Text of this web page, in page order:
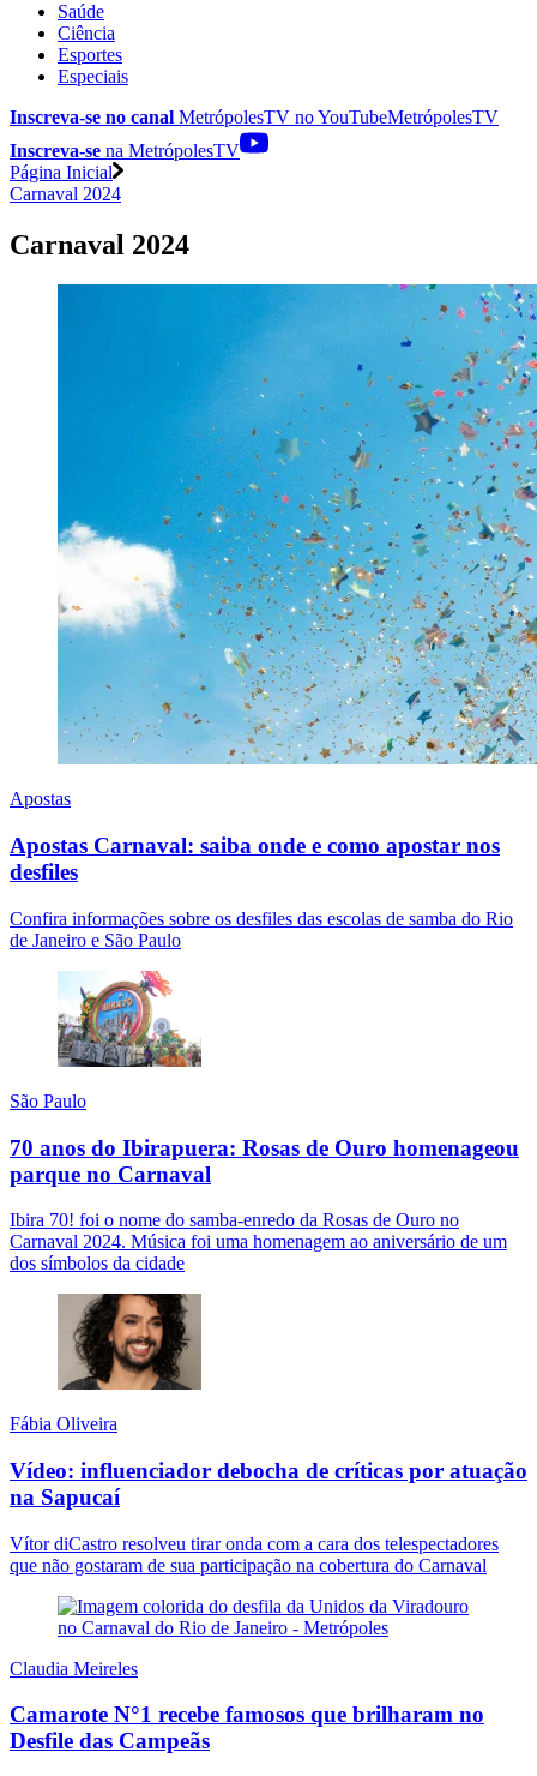
Saúde
Ciência
Esportes
Especiais
Inscreva-se no canal MetrópolesTV noYouTubeMetrópolesTV
Inscreva-se na MetrópolesTV
Página Inicial
Carnaval 2024
Carnaval 2024
Apostas
Apostas Carnaval: saiba onde e como apostar nos
desfiles
Confira informações sobre os desfiles das escolas de samba do Rio
de Janeiro e São Paulo
São Paulo
70 anos do Ibirapuera: Rosas de Ouro homenageou
parque no Carnaval
Ibira 70! foi o nome do samba-enredo da Rosas de Ouro no
Carnaval 2024. Música foi uma homenagem ao aniversário de um
dos símbolos da cidade
Fábia Oliveira
Vídeo: influenciador debocha de críticas por atuação
na Sapucaí
Vítor diCastro resolveu tirar onda com a cara dos telespectadores
que não gostaram de sua participação na cobertura do Carnaval
Claudia Meireles
Camarote N°1 recebe famosos que brilharam no
Desfile das Campeãs